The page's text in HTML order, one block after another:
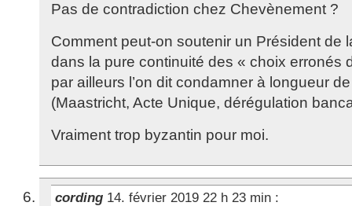
Pas de contradiction chez Chevènement ?
Comment peut-on soutenir un Président de
dans la pure continuité des « choix erronés
par ailleurs l’on dit condamner à longueur
(Maastricht, Acte Unique, dérégulation
Vraiment trop byzantin pour moi.
cording 14. février 2019 22 h 23 min :